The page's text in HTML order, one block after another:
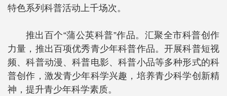
特色系列科普活动上千场次。
推出百个“蒲公英科普”作品。汇聚全市科普创作
力量，推出百项优秀青少年科普作品。开展科普短视
频、科普动漫、科普电影、科普小品等多种形式的科
普创作，激发青少年科学兴趣，培养青少科学创新精
神，提升青少年科学素质。